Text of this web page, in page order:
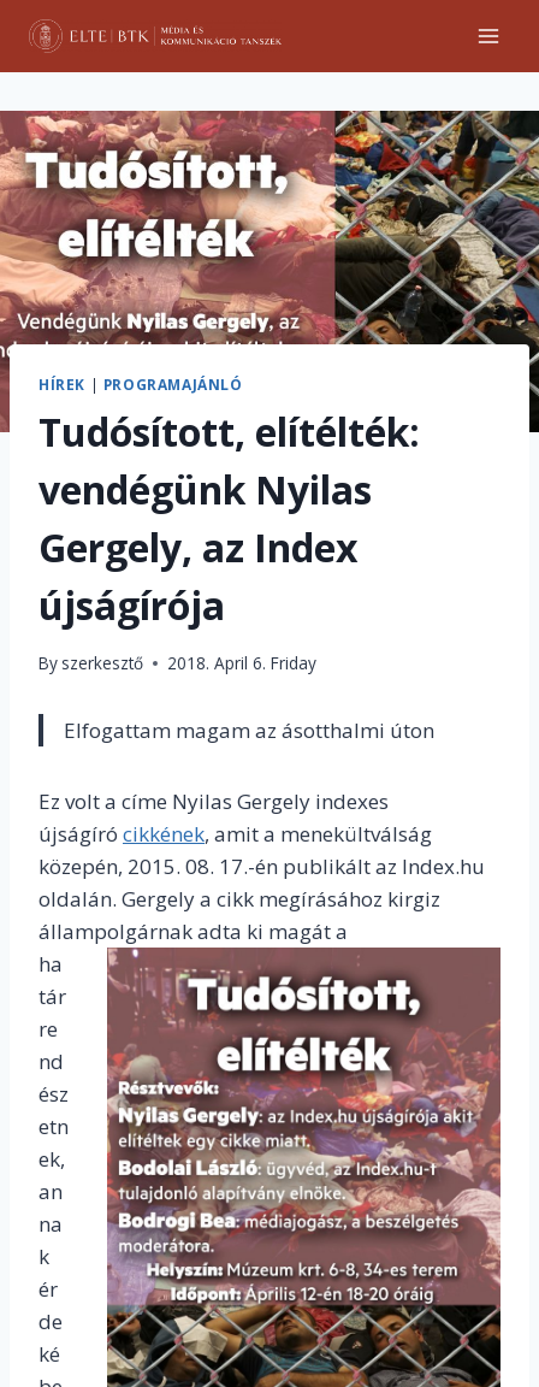
Skip
content
HÍREK | PROGRAMAJÁNLÓ
Tudósított, elítélték:
vendégünk Nyilas
Gergely, az Index
újságírója
By szerkesztő 2018. April 6. Friday
Elfogattam magam az ásotthalmi úton
Ez volt a címe Nyilas Gergely indexes
újságíró cikkének, amit a menekültválság
közepén, 2015. 08. 17.-én publikált az Index.hu
oldalán. Gergely a cikk megírásához kirgiz
állampolgárnak adta ki magát a
ha
tár
re
nd
ész
etn
ek,
an
na
k
ér
de
ké